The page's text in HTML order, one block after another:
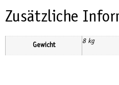
Zusätzliche
Gewicht
8 kg